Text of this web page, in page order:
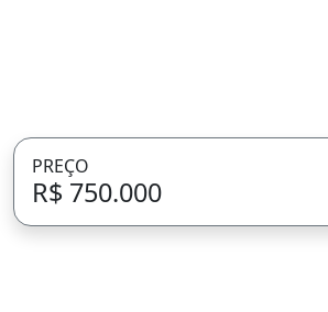
PREÇO
R$ 750.000